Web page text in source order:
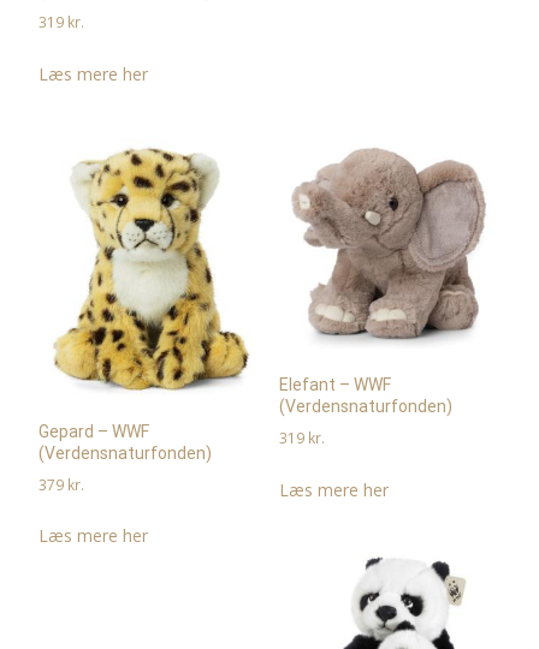
319 kr.
Læs mere her
Gepard – WWF
(Verdensnaturfonden)
379 kr.
Læs mere her
Elefant – WWF
(Verdensnaturfonden)
319 kr.
Læs mere her